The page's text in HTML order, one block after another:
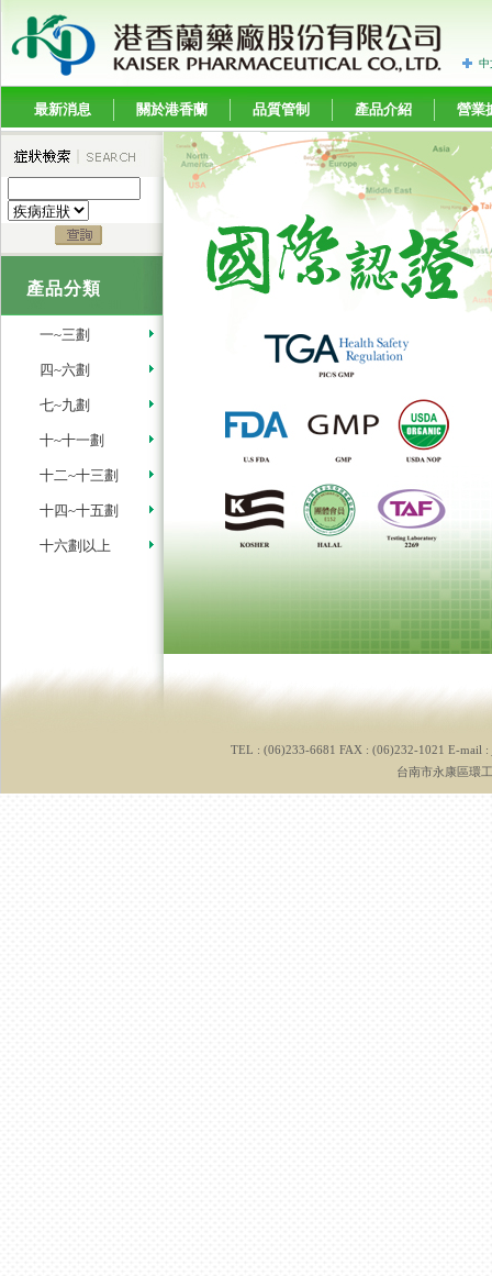
中
最新消息 關於港香蘭 品質管制 產品介紹 營業
產品分類
一~三劃
四~六劃
七~九劃
十~十一劃
十二~十三劃
十四~十五劃
十六劃以上
TEL : (06)233-6681 FAX : (06)232-1021 E-mail :
台南市永康區環